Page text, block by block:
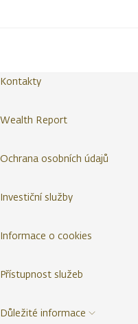
Kontakty
Wealth Report
Ochrana osobních údajů
Investiční služby
Informace o cookies
Přístupnost služeb
Důležité informace